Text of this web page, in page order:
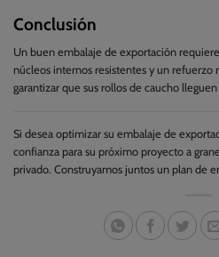
Conclusión
Un buen embalaje de exportación
núcleos internos resistentes y un refuerzo
garantizar que sus rollos de caucho
Si desea optimizar su embalaje de
confianza para su próximo proyecto a
privado. Construyamos juntos un plan de